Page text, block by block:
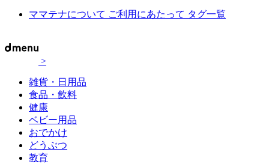
ママテナについて ご利用にあたって タグ一覧
>
雑貨・日用品
食品・飲料
健康
ベビー用品
おでかけ
どうぶつ
教育